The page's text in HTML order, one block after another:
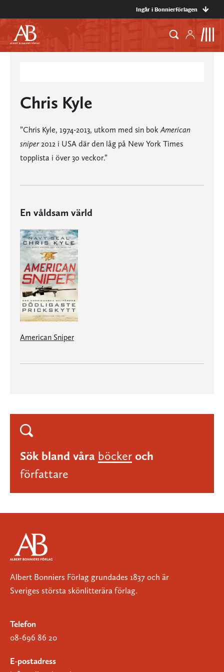
Ingår i Bonnierförlagen
Chris Kyle
”Chris Kyle, 1974-2013, utkom med sin bokAmerican
sniper2012 i USA där den låg på New York Times
topplista i över 30 veckor.”
En våldsam värld
American Sniper
Sök bland våra böcker och
författare
Albert Bonniers Förlag grundades 1837 och är
Sveriges största skönlitterära förlag.
Telefon
08-696 86 20
E-postadress